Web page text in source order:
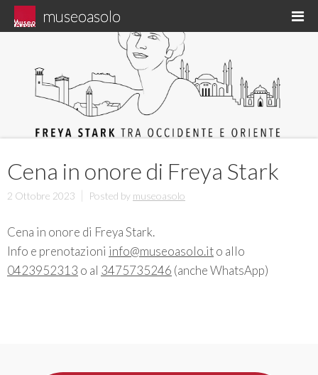
Skip
to
museoasolo
Asolo museo diffuso
Cena in onore di Freya Stark
2 Ottobre 2023 Posted by museoasolo
Cena in onore di Freya Stark.
Info e prenotazioni info@museoasolo.ito allo
0423952313 o al 3475735246 (anche WhatsApp)